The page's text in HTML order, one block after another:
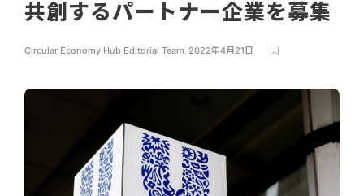
共創するパートナー企業を募集
Circular Economy Hub Editorial Team, 2022年4月21日